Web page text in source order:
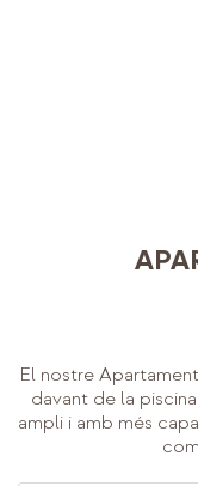
El nostre
davant de la
ampli i amb més